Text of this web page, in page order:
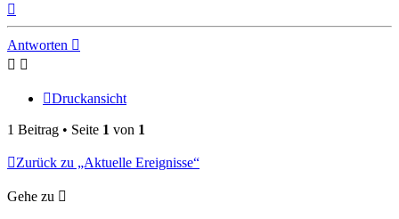
Antworten
Druckansicht
1 Beitrag • Seite 1 von 1
Zurück zu „Aktuelle Ereignisse“
Gehe zu